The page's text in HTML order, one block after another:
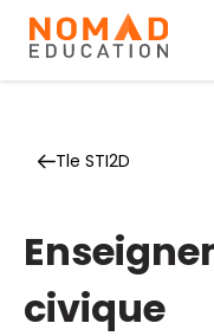
Tle STI2D
civique